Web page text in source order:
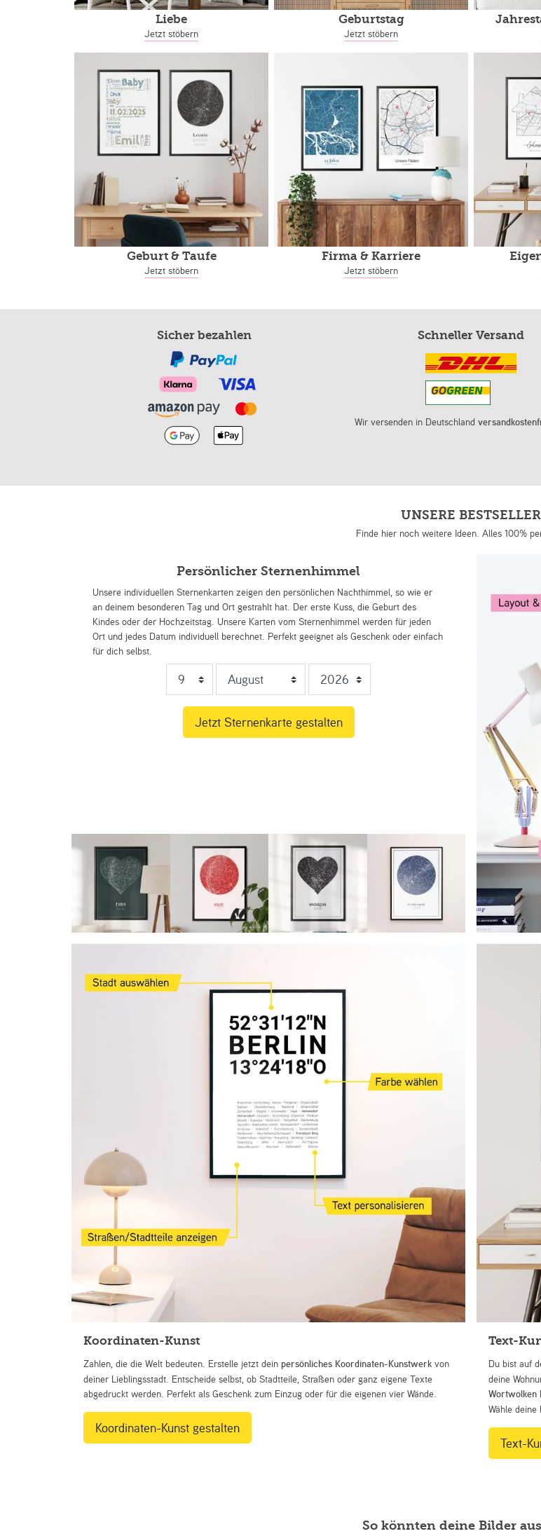
Liebe
Jetzt stöbern
Geburtstag
Jetzt stöbern
Geburt & Taufe
Jetzt stöbern
Firma & Karriere
Jetzt stöbern
Sicher bezahlen Schneller Versand
Wir versenden in Deutschland
UNSERE BESTSELLER
Finde hier noch weitere Ideen. Alles 100%
Persönlicher Sternenhimmel
Unsere individuellen Sternenkarten zeigen den persönlichen Nachthimmel, so wie er
an deinem besonderen Tag und Ort gestrahlt hat. Der erste Kuss, die Geburt des
Kindes oder der Hochzeitstag. Unsere Karten vom Sternenhimmel werden für jeden
Ort und jedes Datum individuell berechnet. Perfekt geeignet als Geschenk oder einfach
für dich selbst.
Koordinaten-Kunst
Zahlen, die die Welt bedeuten. Erstelle jetzt dein persönliches Koordinaten-Kunstwerk von
deiner Lieblingsstadt. Entscheide selbst, ob Stadtteile, Straßen oder ganz eigene Texte
abgedruckt werden. Perfekt als Geschenk zum Einzug oder für die eigenen vier Wände.
Koordinaten-Kunst gestalten
Text-
Du bist auf
deine
Wortwolken
Wähle
Text-
So könnten deine Bilder